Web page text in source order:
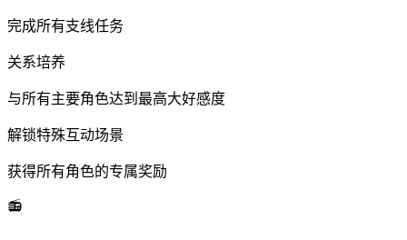
完成所有支线任务
关系培养
与所有主要角色达到最高大好感度
解锁特殊互动场景
获得所有角色的专属奖励
📻